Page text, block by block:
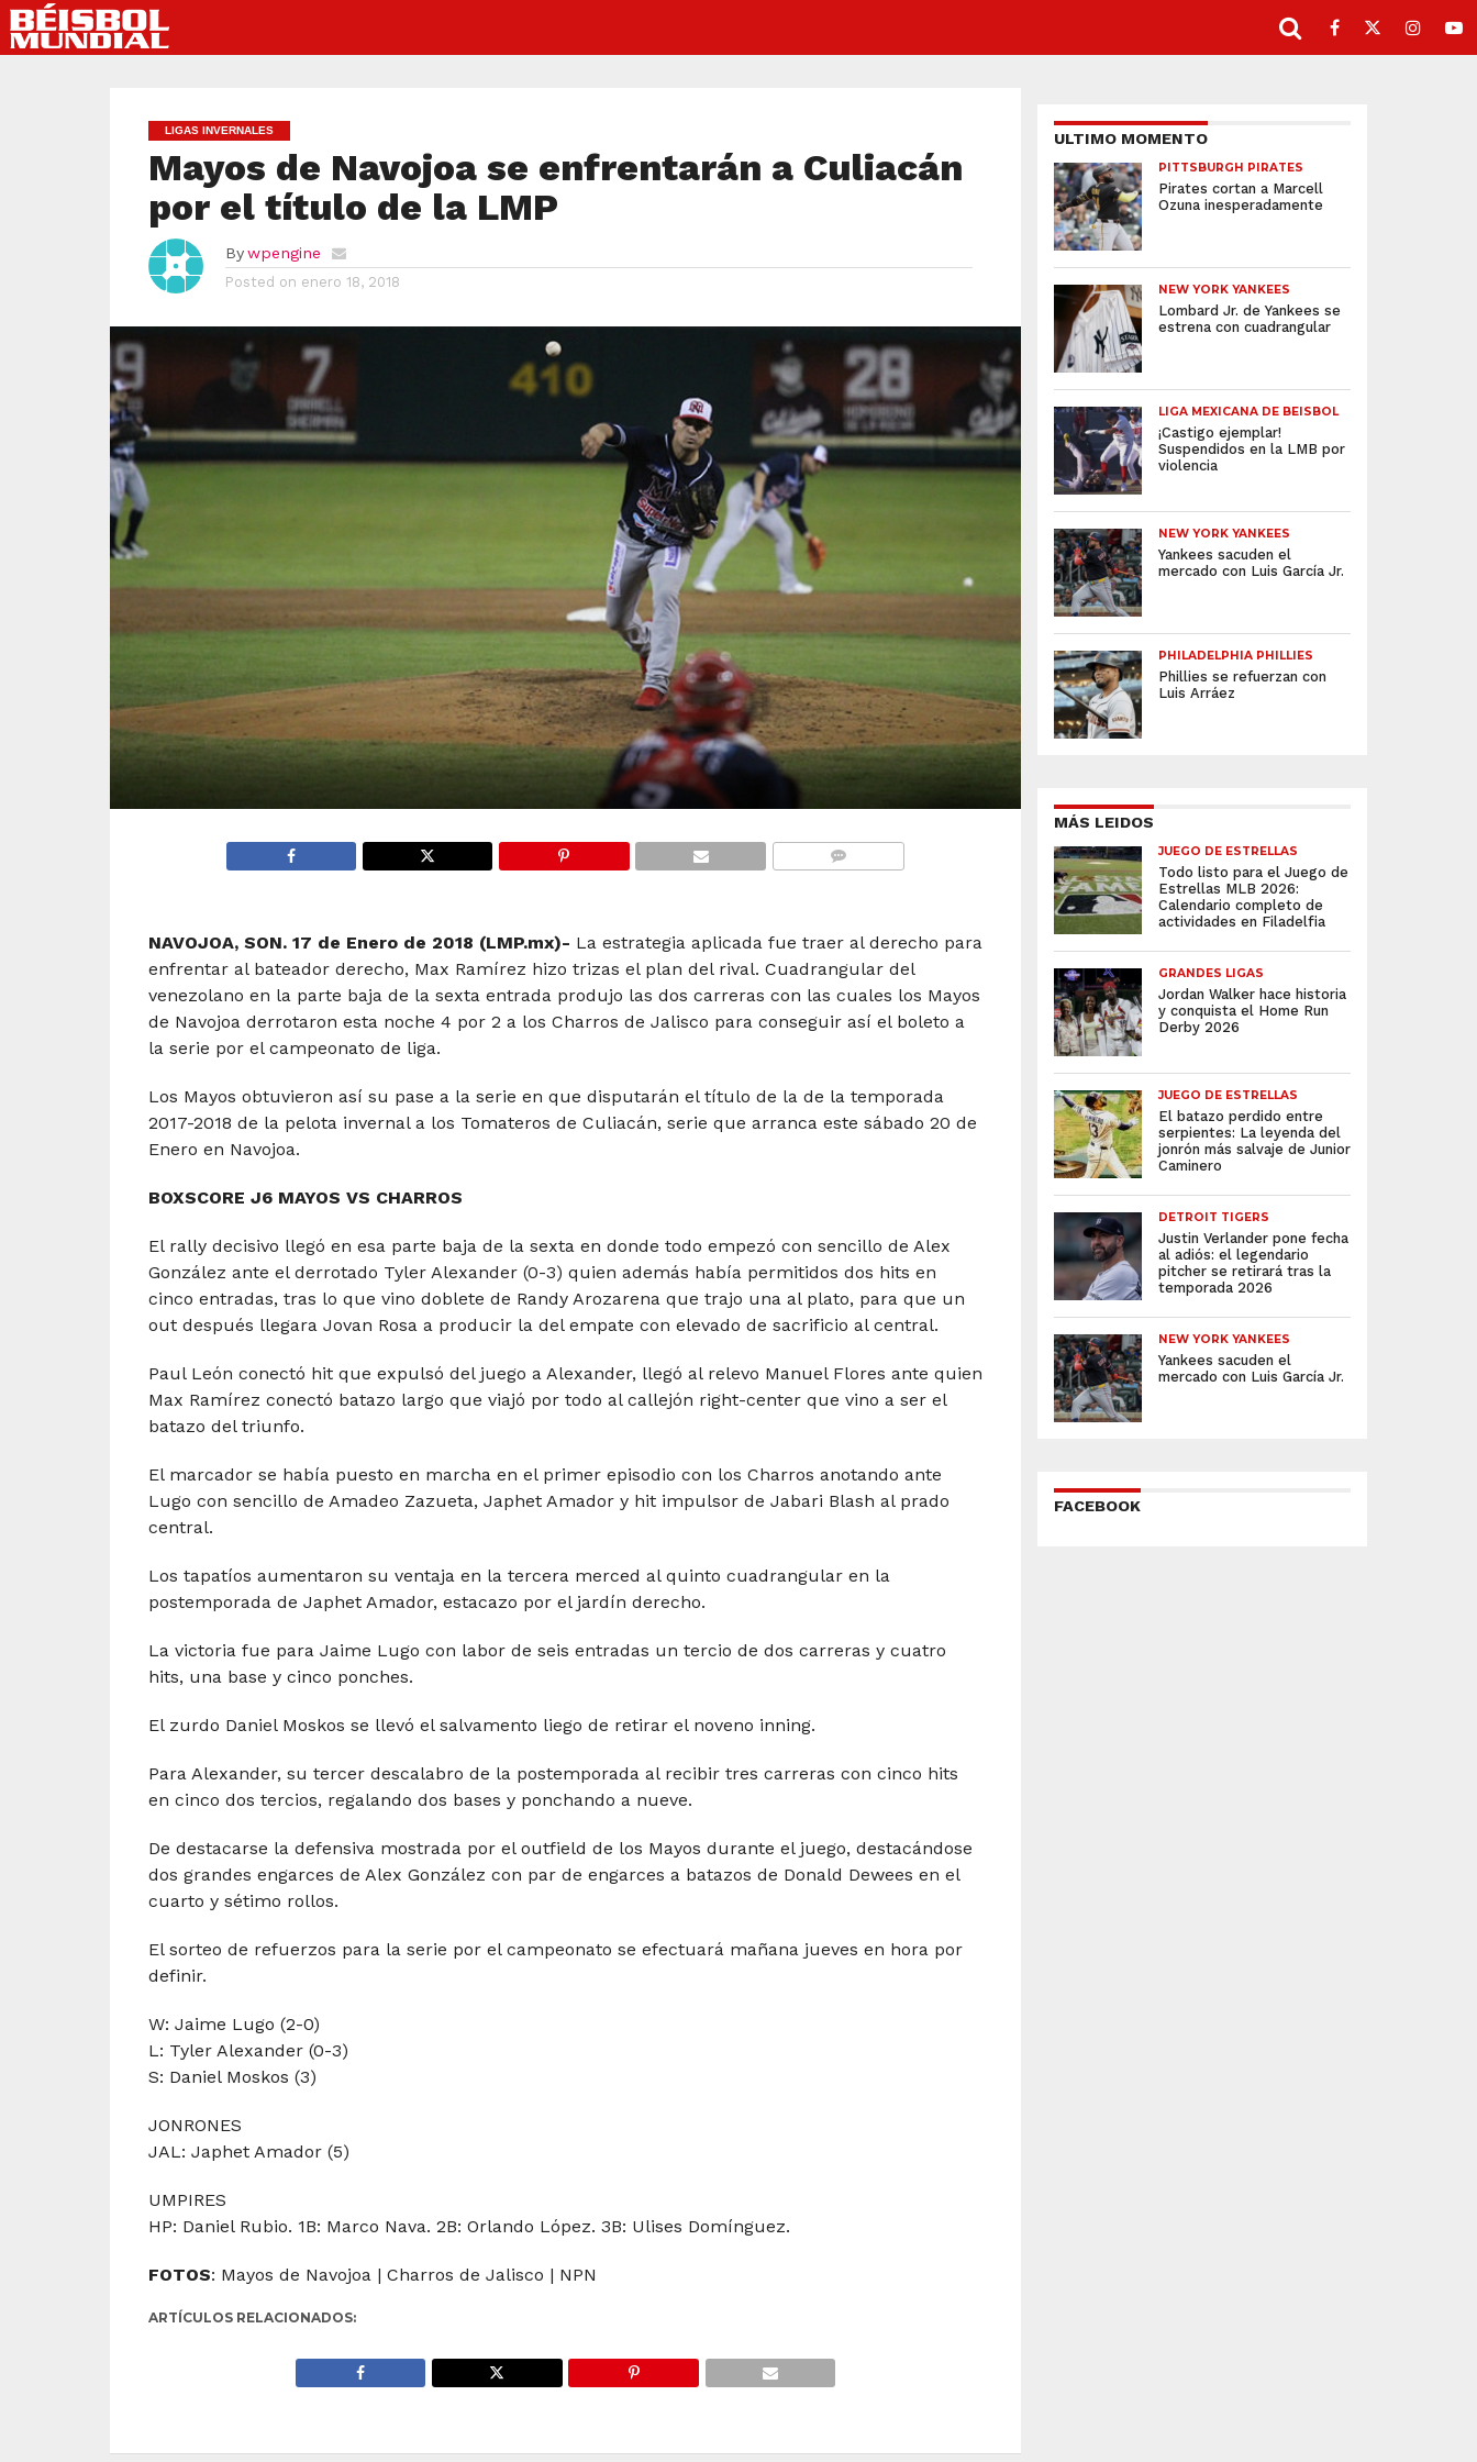
LIGAS INVERNALES
Mayos de Navojoa se enfrentarán a Culiacán
por el título de la LMP
By wpengine
Posted on enero 18, 2018
NAVOJOA, SON. 17 de Enero de 2018 (LMP.mx)- La estrategia aplicada fue traer al derecho para
enfrentar al bateador derecho, Max Ramírez hizo trizas el plan del rival. Cuadrangular del
venezolano en la parte baja de la sexta entrada produjo las dos carreras con las cuales los Mayos
de Navojoa derrotaron esta noche 4 por 2 a los Charros de Jalisco para conseguir así el boleto a
la serie por el campeonato de liga.
Los Mayos obtuvieron así su pase a la serie en que disputarán el título de la de la temporada
2017-2018 de la pelota invernal a los Tomateros de Culiacán, serie que arranca este sábado 20 de
Enero en Navojoa.
BOXSCORE J6 MAYOS VS CHARROS
El rally decisivo llegó en esa parte baja de la sexta en donde todo empezó con sencillo de Alex
González ante el derrotado Tyler Alexander (0-3) quien además había permitidos dos hits en
cinco entradas, tras lo que vino doblete de Randy Arozarena que trajo una al plato, para que un
out después llegara Jovan Rosa a producir la del empate con elevado de sacrificio al central.
Paul León conectó hit que expulsó del juego a Alexander, llegó al relevo Manuel Flores ante quien
Max Ramírez conectó batazo largo que viajó por todo al callejón right-center que vino a ser el
batazo del triunfo.
El marcador se había puesto en marcha en el primer episodio con los Charros anotando ante
Lugo con sencillo de Amadeo Zazueta, Japhet Amador y hit impulsor de Jabari Blash al prado
central.
Los tapatíos aumentaron su ventaja en la tercera merced al quinto cuadrangular en la
postemporada de Japhet Amador, estacazo por el jardín derecho.
La victoria fue para Jaime Lugo con labor de seis entradas un tercio de dos carreras y cuatro
hits, una base y cinco ponches.
El zurdo Daniel Moskos se llevó el salvamento liego de retirar el noveno inning.
Para Alexander, su tercer descalabro de la postemporada al recibir tres carreras con cinco hits
en cinco dos tercios, regalando dos bases y ponchando a nueve.
De destacarse la defensiva mostrada por el outfield de los Mayos durante el juego, destacándose
dos grandes engarces de Alex González con par de engarces a batazos de Donald Dewees en el
cuarto y sétimo rollos.
El sorteo de refuerzos para la serie por el campeonato se efectuará mañana jueves en hora por
definir.
W: Jaime Lugo (2-0)
L: Tyler Alexander (0-3)
S: Daniel Moskos (3)
JONRONES
JAL: Japhet Amador (5)
UMPIRES
HP: Daniel Rubio. 1B: Marco Nava. 2B: Orlando López. 3B: Ulises Domínguez.
FOTOS: Mayos de Navojoa | Charros de Jalisco | NPN
ARTÍCULOS RELACIONADOS:
ULTIMO MOMENTO
PITTSBURGH PIRATES
Pirates cortan a Marcell
Ozuna inesperadamente
NEW YORK YANKEES
Lombard Jr. de Yankees se
estrena con cuadrangular
LIGA MEXICANA DE BEISBOL
¡Castigo ejemplar!
Suspendidos en la LMB por
violencia
NEW YORK YANKEES
Yankees sacuden el
mercado con Luis García Jr.
PHILADELPHIA PHILLIES
Phillies se refuerzan con
Luis Arráez
MÁS LEIDOS
JUEGO DE ESTRELLAS
Todo listo para el Juego de
Estrellas MLB 2026:
Calendario completo de
actividades en Filadelfia
GRANDES LIGAS
Jordan Walker hace historia
y conquista el Home Run
Derby 2026
JUEGO DE ESTRELLAS
El batazo perdido entre
serpientes: La leyenda del
jonrón más salvaje de Junior
Caminero
DETROIT TIGERS
Justin Verlander pone fecha
al adiós: el legendario
pitcher se retirará tras la
temporada 2026
NEW YORK YANKEES
Yankees sacuden el
mercado con Luis García Jr.
FACEBOOK